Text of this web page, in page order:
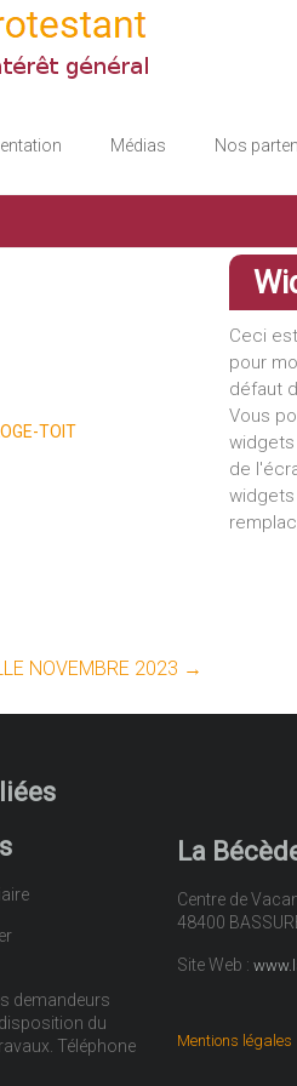
Médias Nos
TOIT
NOVEMBRE 2023 →
Ceci
pour
défaut
Vous
de
demandeurs
du
Téléphone
La
Centre de
48400
Site Web :
Mentions légales